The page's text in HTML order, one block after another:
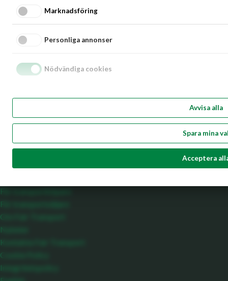
Fair Transport
En hållbar utveckling av transportsektorn är branschens
affärer. Fair Transport är hållbarhetscertifieringen för
utveckling av transportnäringen. Fair Transport hjälper
transportköpare att välja rätt och stärker samtidigt seriösa,
ansvarstagande åkeriföretag i en allt hårdare konkurrens. En
hållbar affär är ansvarsfull, klimatsmart och trafiksäker.
För transportköpare
För transportsäljare
Om Fair Transport
Nyheter
Kontakta Fair Transport
Cookie Policy
Integritetspolicy
Marknadsföring
Personliga annonser
Nödvändiga cookies
Avvisa alla
Spara mina
Acceptera